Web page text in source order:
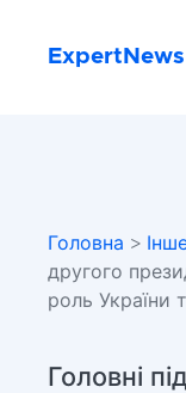
ExpertNews
Головна >
другого
роль України
Головні